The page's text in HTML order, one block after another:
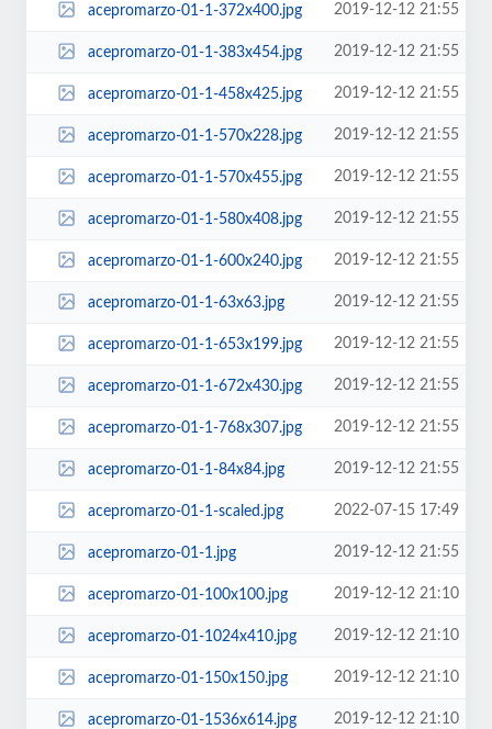
acepromarzo-01-1-372x400.jpg 2019-12-12 21:55
acepromarzo-01-1-383x454.jpg 2019-12-12 21:55
acepromarzo-01-1-458x425.jpg 2019-12-12 21:55
acepromarzo-01-1-570x228.jpg 2019-12-12 21:55
acepromarzo-01-1-570x455.jpg 2019-12-12 21:55
acepromarzo-01-1-580x408.jpg 2019-12-12 21:55
acepromarzo-01-1-600x240.jpg 2019-12-12 21:55
acepromarzo-01-1-63x63.jpg 2019-12-12 21:55
acepromarzo-01-1-653x199.jpg 2019-12-12 21:55
acepromarzo-01-1-672x430.jpg 2019-12-12 21:55
acepromarzo-01-1-768x307.jpg 2019-12-12 21:55
acepromarzo-01-1-84x84.jpg 2019-12-12 21:55
acepromarzo-01-1-scaled.jpg 2022-07-15 17:49
acepromarzo-01-1.jpg 2019-12-12 21:55
acepromarzo-01-100x100.jpg 2019-12-12 21:10
acepromarzo-01-1024x410.jpg 2019-12-12 21:10
acepromarzo-01-150x150.jpg 2019-12-12 21:10
acepromarzo-01-1536x614.jpg 2019-12-12 21:10